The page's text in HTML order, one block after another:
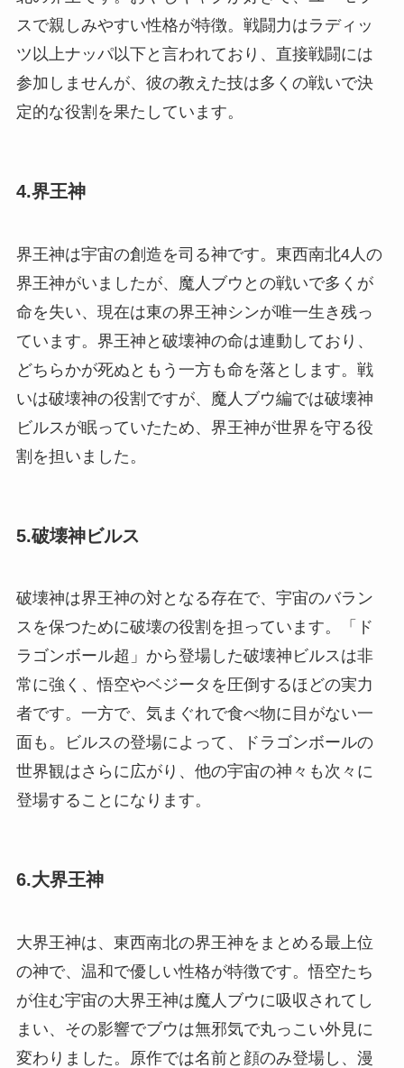
スで親しみやすい性格が特徴。戦闘力はラディッ
ツ以上ナッパ以下と言われており、直接戦闘には
参加しませんが、彼の教えた技は多くの戦いで決
定的な役割を果たしています。
4.界王神
界王神は宇宙の創造を司る神です。東西南北4人の
界王神がいましたが、魔人ブウとの戦いで多くが
命を失い、現在は東の界王神シンが唯一生き残っ
ています。界王神と破壊神の命は連動しており、
どちらかが死ぬともう一方も命を落とします。戦
いは破壊神の役割ですが、魔人ブウ編では破壊神
ビルスが眠っていたため、界王神が世界を守る役
割を担いました。
5.破壊神ビルス
破壊神は界王神の対となる存在で、宇宙のバラン
スを保つために破壊の役割を担っています。「ド
ラゴンボール超」から登場した破壊神ビルスは非
常に強く、悟空やベジータを圧倒するほどの実力
者です。一方で、気まぐれで食べ物に目がない一
面も。ビルスの登場によって、ドラゴンボールの
世界観はさらに広がり、他の宇宙の神々も次々に
登場することになります。
6.大界王神
大界王神は、東西南北の界王神をまとめる最上位
の神で、温和で優しい性格が特徴です。悟空たち
が住む宇宙の大界王神は魔人ブウに吸収されてし
まい、その影響でブウは無邪気で丸っこい外見に
変わりました。原作では名前と顔のみ登場し、漫